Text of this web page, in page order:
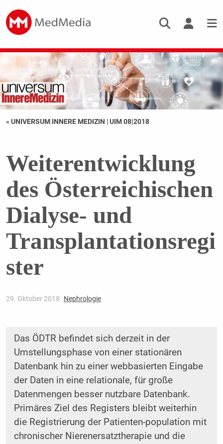
« UNIVERSUM INNERE MEDIZIN |UIM 08|2018
Weiterentwicklung
des Österreichischen
Dialyse- und
Transplantationsregi
ster
29. Oktober 2018 Nephrologie
Das ÖDTR befindet sich derzeit in der
Umstellungsphase von einer stationären
Datenbank hin zu einer webbasierten Eingabe
der Daten in eine relationale, für große
Datenmengen besser nutzbare Datenbank.
Primäres Ziel des Registers bleibt weiterhin
die Registrierung der Patienten-population mit
chronischer Nierenersatztherapie und die